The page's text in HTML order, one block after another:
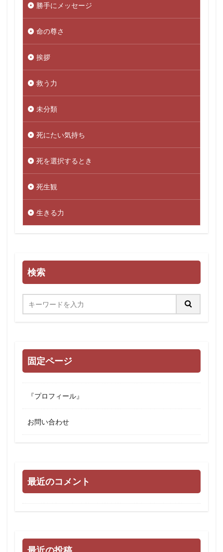
勝手にメッセージ
命の尊さ
挨拶
救う力
未分類
死にたい気持ち
死を選択するとき
死生観
生きる力
検索
固定ページ
『プロフィール』
お問い合わせ
最近のコメント